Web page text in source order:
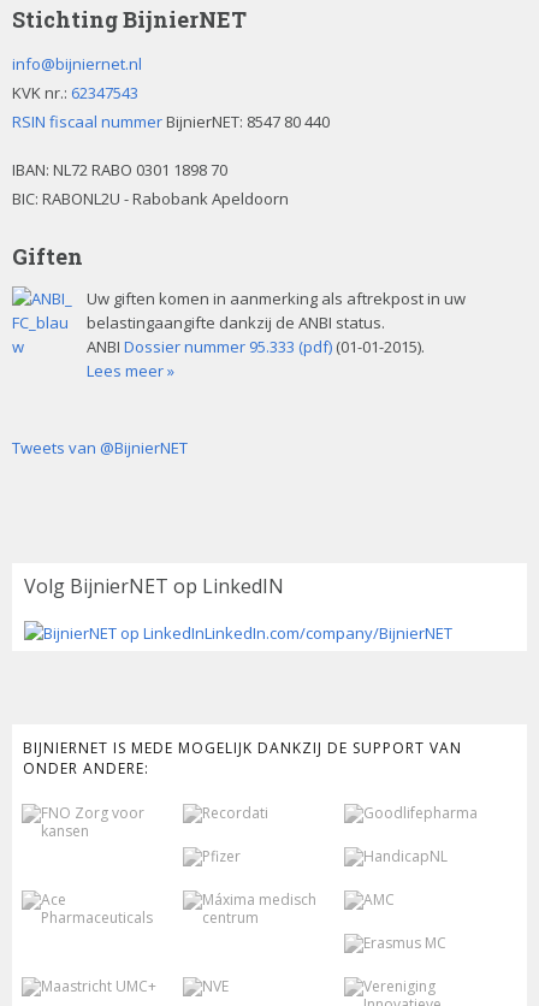
Stichting BijnierNET
info@bijniernet.nl
KVK nr.: 62347543
RSIN fiscaal nummerBijnierNET: 8547 80 440
IBAN: NL72 RABO 0301 1898 70
BIC: RABONL2U - Rabobank Apeldoorn
Giften
Uw giften komen in aanmerking als aftrekpost in uw
belastingaangifte dankzij de ANBI status.
ANBI Dossier nummer 95.333 (pdf) (01-01-2015).
Lees meer »
Tweets van @BijnierNET
Volg BijnierNET op LinkedIN
LinkedIn.com/company/BijnierNET
BIJNIERNET IS MEDE MOGELIJK DANKZIJ DE SUPPORT VAN
ONDER ANDERE: